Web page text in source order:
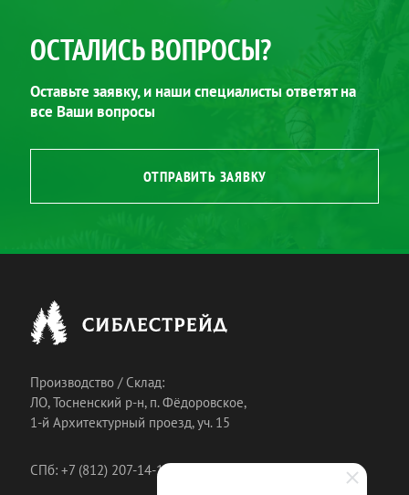
ОСТАЛИСЬ ВОПРОСЫ?
Оставьте заявку, и наши специалисты ответят на
все Ваши вопросы
ОТПРАВИТЬ ЗАЯВКУ
Производство / Склад:
ЛО, Тосненский р-н, п. Фёдоровское,
1-й Архитектурный проезд, уч. 15
СПб: +7 (812) 207-14-18